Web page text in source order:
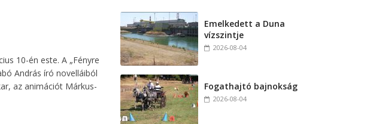
10-én este. A „Fényre
András író novelláiból
az animációt Márkus-
Emelkedett a Duna
vízszintje
2026-08-04
Fogathajtó bajnokság
2026-08-04